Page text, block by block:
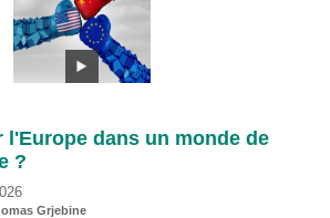
l'Europe dans un monde de
?
Grjebine